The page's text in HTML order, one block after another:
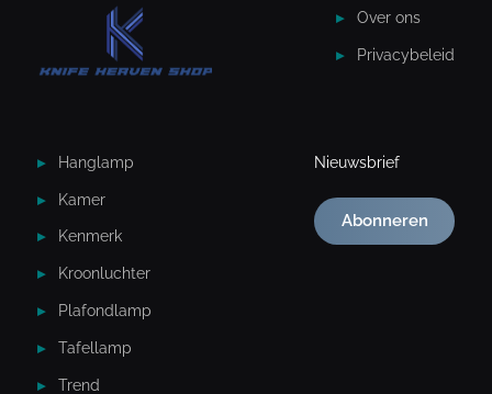
Over ons
Privacybeleid
Hanglamp
Kamer
Kenmerk
Kroonluchter
Plafondlamp
Tafellamp
Trend
Nieuwsbrief
Abonneren